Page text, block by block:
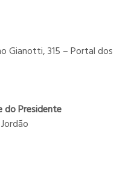
Gianotti, 315 – Portal dos
do Presidente